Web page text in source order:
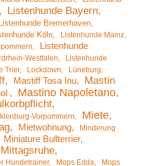
Listenhunde Bayern
Listenhunde Bremerhaven
Köln
Listenhunde Mainz
Listenhunde
Westfalen
Listenhunde
Trier Lockdown
Lüneburg
Mastiff Tosa Inu
Mastin
Mastino Napoletano
Vorpommern Miete
Mietwohnung
Minderung
Miniature Bullterrier
Mittagsruhe
Hundetrainer Mops Edda Mops